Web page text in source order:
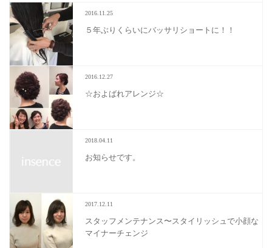
2016.11.25
５年ぶりくらいにバッサリショートに！！
2016.12.27
☆およばれアレンジ☆
2018.04.11
お知らせです。
2017.12.11
スタッフメンテナンス〜スタイリッシュで小顔な
マイナーチェンジ